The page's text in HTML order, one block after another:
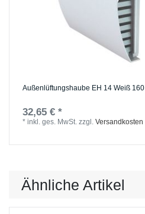
Außenlüftungshaube EH 14 Weiß 160
32,65 € *
*inkl. ges. MwSt. zzgl.Versandkosten
Ähnliche Artikel